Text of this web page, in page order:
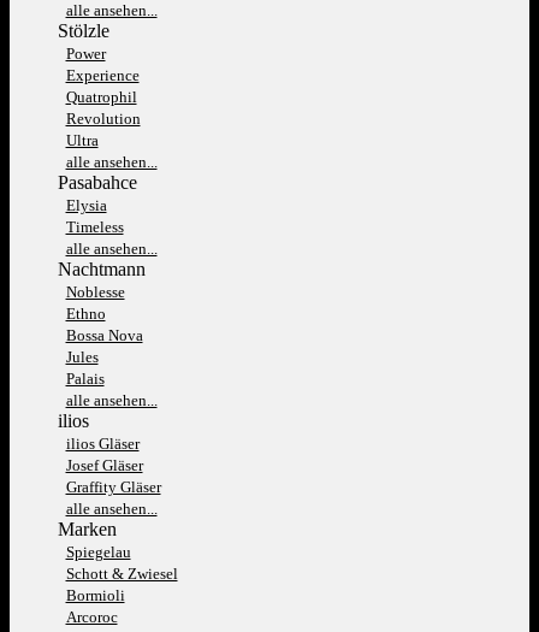
alle ansehen...
Stölzle
Power
Experience
Quatrophil
Revolution
Ultra
alle ansehen...
Pasabahce
Elysia
Timeless
alle ansehen...
Nachtmann
Noblesse
Ethno
Bossa Nova
Jules
Palais
alle ansehen...
ilios
ilios Gläser
Josef Gläser
Graffity Gläser
alle ansehen...
Marken
Spiegelau
Schott & Zwiesel
Bormioli
Arcoroc